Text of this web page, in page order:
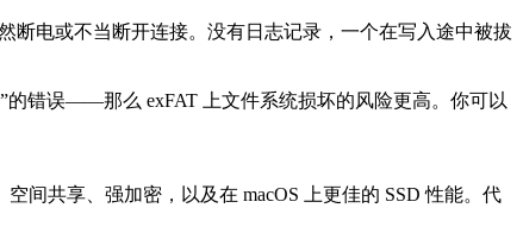
电或不当断开连接。没有日志记录，一个在写入途中被拔
的错误——那么 exFAT 上文件系统损坏的风险更高。你可以
间共享、强加密，以及在 macOS 上更佳的 SSD 性能。代